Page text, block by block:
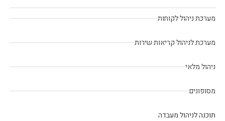
מערכת ניהול לקוחות
מערכת לניהול קריאות שירות
ניהול מלאי
מסופונים
תוכנה לניהול מעבדה